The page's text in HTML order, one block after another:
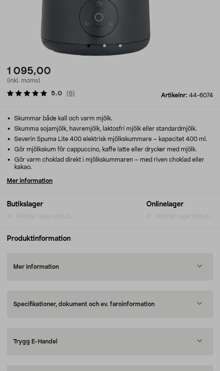
1 095,00
(inkl. moms)
Artikelnr: 44-6074
5.0 (6)
Butikslager
Hämtar lagerstatus...
Onlinelager
Hämtar lagerstatus...
Skummar både kall och varm mjölk.
Skumma sojamjölk, havremjölk, laktosfri mjölk eller standardmjölk.
Severin Spuma Lite 400 elektrisk mjölkskummare – kapacitet 400 ml.
Gör mjölkskum för cappuccino, kaffe latte eller drycker med mjölk.
Gör varm choklad direkt i mjölkskummaren – med riven choklad eller
kakao.
Mer information
Produktinformation
Mer information
Specifikationer, dokument och ev. faroinformation
Trygg E-Handel